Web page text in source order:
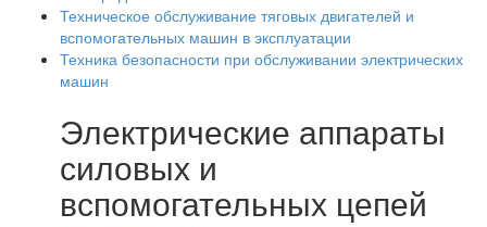
Техническое обслуживание тяговых двигателей и
вспомогательных машин в эксплуатации
Техника безопасности при обслуживании электрических
машин
Электрические аппараты
силовых и
вспомогательных цепей